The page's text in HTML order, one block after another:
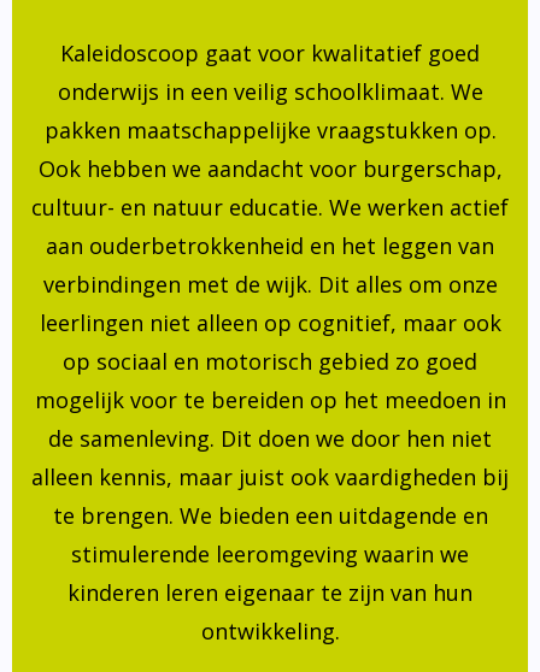
Kaleidoscoop gaat voor kwalitatief goed
onderwijs in een veilig schoolklimaat. We
pakken maatschappelijke vraagstukken op.
Ook hebben we aandacht voor burgerschap,
cultuur- en natuur educatie. We werken actief
aan ouderbetrokkenheid en het leggen van
verbindingen met de wijk. Dit alles om onze
leerlingen niet alleen op cognitief, maar ook
op sociaal en motorisch gebied zo goed
mogelijk voor te bereiden op het meedoen in
de samenleving. Dit doen we door hen niet
alleen kennis, maar juist ook vaardigheden bij
te brengen. We bieden een uitdagende en
stimulerende leeromgeving waarin we
kinderen leren eigenaar te zijn van hun
ontwikkeling.